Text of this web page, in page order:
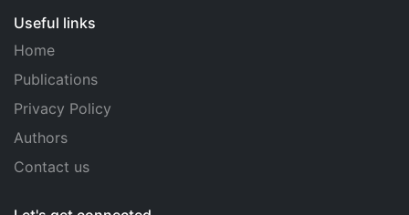
Useful links
Home
Publications
Privacy Policy
Authors
Contact us